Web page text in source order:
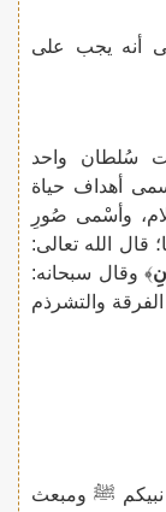
أنه يجب على
سُلطان واحد
أهداف حياة
وأسْمى صُورِ
قال الله تعالى:
﴾ وقال سبحانه:
والتشرذم
نبيكم ﷺ ومبعث